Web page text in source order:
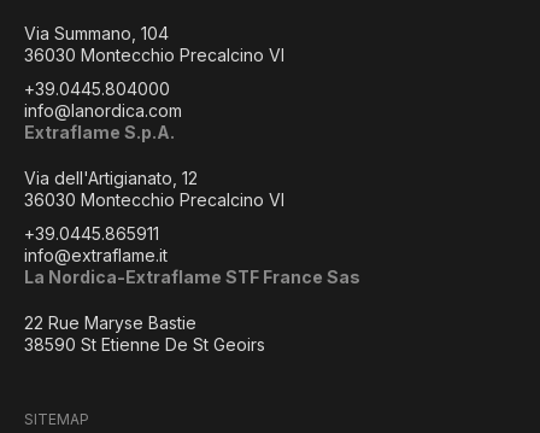
Via Summano, 104
36030 Montecchio Precalcino VI
+39.0445.804000
info@lanordica.com
Extraflame S.p.A.
Via dell'Artigianato, 12
36030 Montecchio Precalcino VI
+39.0445.865911
info@extraflame.it
La Nordica-Extraflame STF France Sas
22 Rue Maryse Bastie
38590 St Etienne De St Geoirs
SITEMAP